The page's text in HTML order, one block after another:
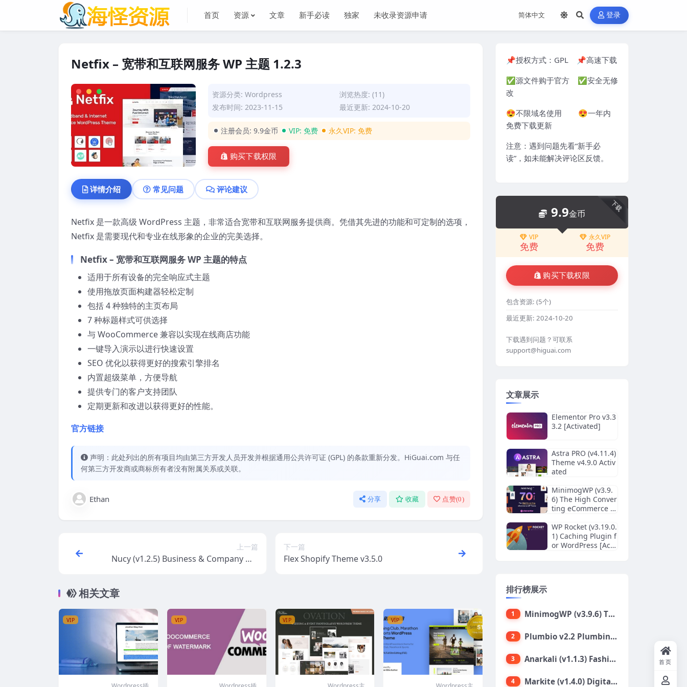
首页 资源 文章 新手必读 独家 未收录资源申请 登录
Netfix – 宽带和互联网服务 WP 主题 1.2.3
资源分类:Wordpress
浏览热度: (11)
发布时间: 2023-11-15
最近更新: 2024-10-20
注册会员:9.9金币 VIP:免费 永久VIP:免费
购买下载权限
详情介绍 常见问题 评论建议
Netfix 是一款高级 WordPress 主题，非常适合宽带和互联网服务提供商。凭借其先进的功能和可定制的选项，
Netfix 是需要现代和专业在线形象的企业的完美选择。
Netfix – 宽带和互联网服务 WP 主题的特点
适用于所有设备的完全响应式主题
使用拖放页面构建器轻松定制
包括 4 种独特的主页布局
7 种标题样式可供选择
与 WooCommerce 兼容以实现在线商店功能
一键导入演示以进行快速设置
SEO 优化以获得更好的搜索引擎排名
内置超级菜单，方便导航
提供专门的客户支持团队
定期更新和改进以获得更好的性能。
官方链接
声明：此处列出的所有项目均由第三方开发人员开发并根据通用公共许可证 (GPL) 的条款重新分发。HiGuai.com 与任
何第三方开发商或商标所有者没有附属关系或关联。
Ethan 分享 收藏 点赞(0)
上一篇
Nucy (v1.2.5) Business & Company Wo
下一篇
Flex Shopify Theme v3.5.0
相关文章
VIP VIP VIP VIP
📌授权方式： GPL 📌高速下载
✅源文件购于官方 ✅安全无修
改
😍不限域名使用 😍一年内
免费下载更新
注意：遇到问题先看“新手必
读”，如未能解决评论区反馈。
下载
9.9金币
VIP
免费
永久VIP
免费
购买下载权限
包含资源: (5个)
最近更新: 2024-10-20
下载遇到问题？可联系
support@higuai.com
文章展示
Elementor Pro v3.3
3.2 [Activated]
Astra PRO (v4.11.4)
Theme v4.9.0 Activ
ated
MinimogWP (v3.9.
6) The High Conver
ting eCommerce W
WP Rocket (v3.19.0.
1) Caching Plugin f
or WordPress [Acti
排行榜展示
1 MinimogWP (v3.9.6) The High Converting eCommerce WordPress Theme
2 Plumbio v2.2 Plumbing Services WordPress Theme
3 Anarkali (v1.1.3) Fashion Shop Ecommerce Elementor Theme
4 Markite (v1.4.0) Digital Marketplace WordPress Theme
首页